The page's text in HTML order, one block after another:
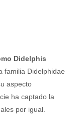
Didelphis
familia Didelphidae
aspecto
ha captado la
por igual.